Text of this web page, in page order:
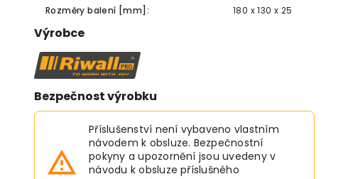
Rozměry balení [mm]: 180 x 130 x 25
Výrobce
Bezpečnost výrobku
Příslušenství není vybaveno vlastním
návodem k obsluze. Bezpečnostní
pokyny a upozornění jsou uvedeny v
návodu k obsluze příslušného